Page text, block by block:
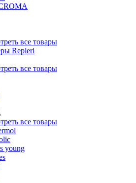
все товары
Repleri
все товары
все товары
young